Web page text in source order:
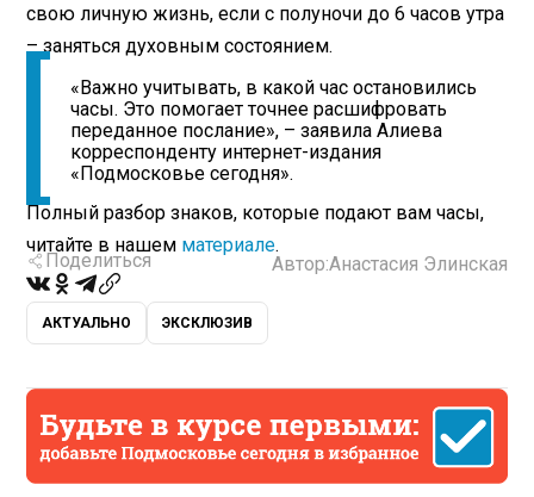
свою личную жизнь, если с полуночи до 6 часов утра
– заняться духовным состоянием.
«Важно учитывать, в какой час остановились
часы. Это помогает точнее расшифровать
переданное послание», – заявила Алиева
корреспонденту интернет-издания
«Подмосковье сегодня».
Полный разбор знаков, которые подают вам часы,
читайте в нашем материале.
Поделиться Автор:Анастасия Элинская
АКТУАЛЬНО ЭКСКЛЮЗИВ